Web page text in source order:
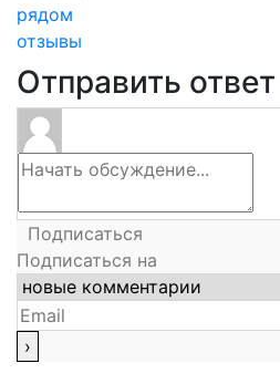
рядом
отзывы
Отправить ответ
Подписаться
Подписаться на